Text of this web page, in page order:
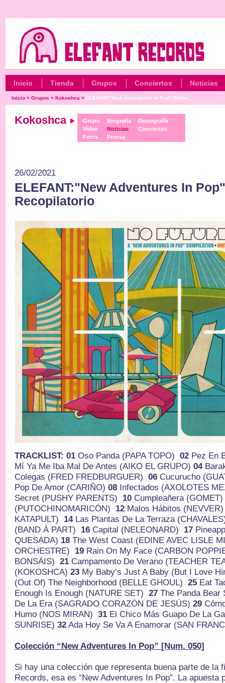
Inicio Tienda Grupos Conciertos Noticias
Inicio >Grupos >Kokoshca > ELEFANT:"New Adventures In Pop" Doble...
Kokoshca
Grupo
Vídeo
Fotos
Biografía
Noticias
Prensa
Discografía
Conciertos
26/02/2021
ELEFANT:"New Adventures In
Recopilatorio
TRACKLIST: 01 Oso Panda (PAPA TOPO)02 Pez En
Mí Ya Me Iba Mal De Antes (AIKO EL GRUPO)04
Colegas (FRED FREDBURGUER)06 Cucurucho
Pop De Amor (CARIÑO)08 Infectados (AXOLOTES
Secret (PUSHY PARENTS) 10 Cumpleañera
(PUTOCHINOMARICÓN) 12 Malos Hábitos
KATAPULT) 14Las Plantas De La Terraza
(BAND À PART) 16 Capital (NELEONARD) 17
QUESADA) 18 The West Coast (EDINE AVEC LISLE
ORCHESTRE) 19 Rain On My Face (CARBON
BONSÁIS)21 Campamento De Verano (TEACHER
(KOKOSHCA)23 My Baby’s Just A Baby (But I Love
(Out Of) The Neighborhood (BELLE GHOUL)25 Eat
Enough Is Enough (NATURE SET)27 The Panda
De La Era (SAGRADO CORAZÓN DE JESÚS)29
Humo (NOS MIRAN)31 El Chico Más Guapo De La
SUNRISE)32 Ada Hoy Se Va A Enamorar (SAN
Colección “New Adventures In Pop” [Num. 050]
Si hay una colección que representa buena parte de la
Records, esa es “New Adventures In Pop”. La apuesta